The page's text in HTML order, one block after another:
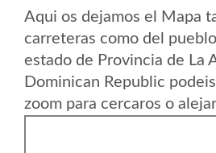
Aqui os dejamos el Mapa
carreteras como del
estado de Provincia de La
Dominican Republic
zoom para cercaros o